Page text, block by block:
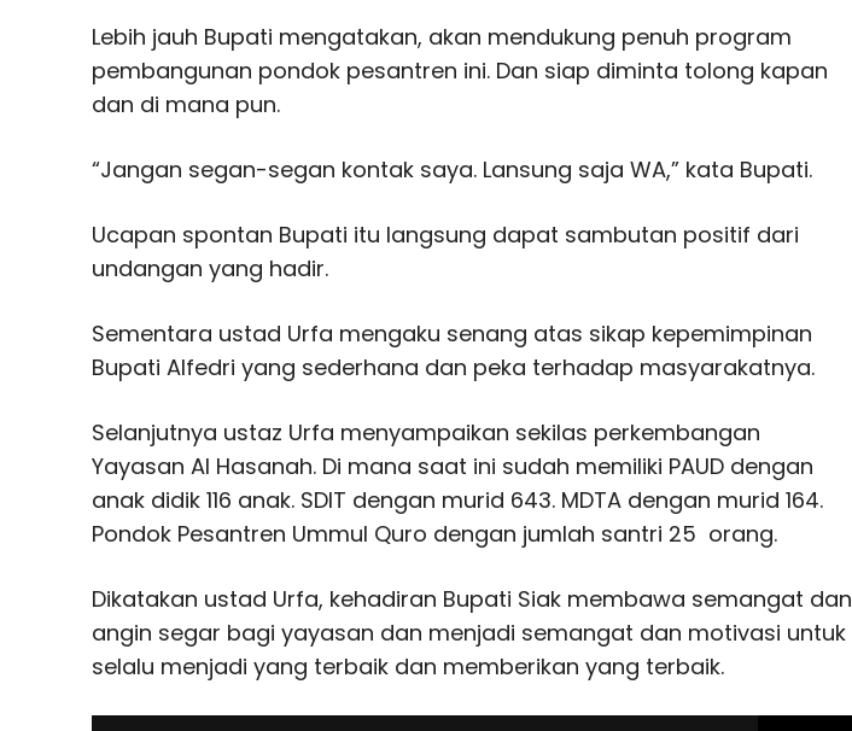
Lebih jauh Bupati mengatakan, akan mendukung penuh program
pembangunan pondok pesantren ini. Dan siap diminta tolong kapan
dan di mana pun.
“Jangan segan-segan kontak saya. Lansung saja WA,” kata Bupati.
Ucapan spontan Bupati itu langsung dapat sambutan positif dari
undangan yang hadir.
Sementara ustad Urfa mengaku senang atas sikap kepemimpinan
Bupati Alfedri yang sederhana dan peka terhadap masyarakatnya.
Selanjutnya ustaz Urfa menyampaikan sekilas perkembangan
Yayasan Al Hasanah. Di mana saat ini sudah memiliki PAUD dengan
anak didik 116 anak. SDIT dengan murid 643. MDTA dengan murid 164.
Pondok Pesantren Ummul Quro dengan jumlah santri 25 orang.
Dikatakan ustad Urfa, kehadiran Bupati Siak membawa semangat dan
angin segar bagi yayasan dan menjadi semangat dan motivasi untuk
selalu menjadi yang terbaik dan memberikan yang terbaik.